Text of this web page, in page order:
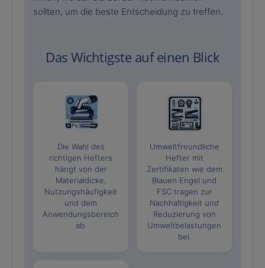
sollten, um die beste Entscheidung zu treffen.
Das Wichtigste auf einen Blick
Die Wahl des
richtigen Hefters
hängt von der
Materialdicke,
Nutzungshäufigkeit
und dem
Anwendungsbereich
ab.
Umweltfreundliche
Hefter mit
Zertifikaten wie dem
Blauen Engel und
FSC tragen zur
Nachhaltigkeit und
Reduzierung von
Umweltbelastungen
bei.